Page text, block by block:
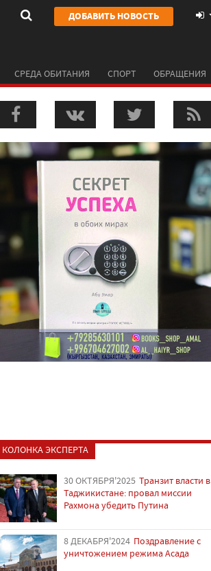
ДОБАВИТЬ НОВОСТЬ
СРЕДА ОБИТАНИЯ СПОРТ ОБРАЩЕНИЯ
КОЛОНКА ЭКСПЕРТА
30 ОКТЯБРЯ'2025 Транзит власти в
Таджикистане: провал миссии
Рахмона убедить Путина
8 ДЕКАБРЯ'2024 Поздравление с
уничтожением режима Асада